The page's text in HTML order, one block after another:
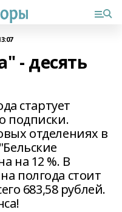
- десять
стартует
подписки.
отделениях в
на 12 %. В
полгода стоит
683,58 рублей.